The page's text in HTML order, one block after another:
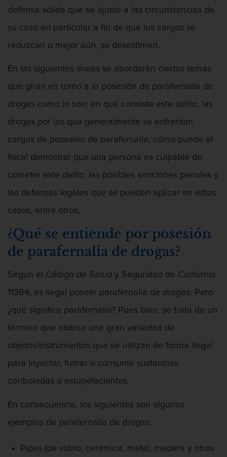
Licencia de Farmacéutico
Licencia Veterinaria
Defensa de Violación
Delincuencia Juvenil
Audiencias de Disposición
Audiencias de Transferencia
Delitos por los cuales un Menor puede
ser Juzgado como Adulto
Derechos de los Padres en Casos
Juveniles
Desviación Informal Juvenil
División de Justicia Juvenil
Petición Aceptada
Proyecto de Ley del Senado SB 439
Tribunal de Delincuencia Juvenil
defensa sólida que se ajuste a las circunstancias de
su caso en particular a fin de que los cargos se
reduzcan o mejor aún, se desestimen.
En las siguientes líneas se abordarán ciertos temas
que giran en torno a la posesión de parafernalia de
drogas como lo son: en qué consiste este delito, las
drogas por las que generalmente se enfrentan
cargos de posesión de parafernalia, cómo puede el
fiscal demostrar que una persona es culpable de
cometer este delito, las posibles sanciones penales y
las defensas legales que se pueden aplicar en estos
casos, entre otros.
¿Qué se entiende por posesión
de parafernalia de drogas?
Según el Código de Salud y Seguridad de California
11364, es ilegal poseer parafernalia de drogas. Pero
¿qué significa parafernalia? Pues bien, se trata de un
término que abarca una gran variedad de
objetos/instrumentos que se utilizan de forma ilegal
para inyectar, fumar o consumir sustancias
controladas o estupefacientes.
En consecuencia, los siguientes son algunos
ejemplos de parafernalia de drogas:
Pipas (de vidrio, cerámica, metal, madera y otros